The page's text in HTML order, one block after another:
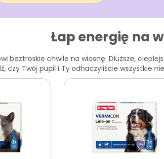
Łap energię na
beztroskie chwile na wiosnę. Dłuższe,
czy Twój pupil i Ty odhaczyliście wszystkie